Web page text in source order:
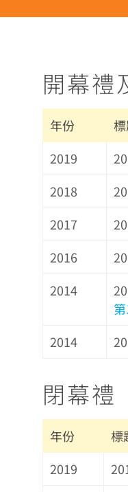
開幕禮
年份
2019
2018
2017
2016
2014
2014
閉幕禮
年份
標
2019